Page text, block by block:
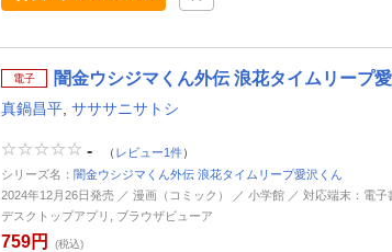
電子 闇金ウシジマくん外伝 浪花タイムリープ
真鍋昌平 サササニサトシ
- （ レビュー1件）
シリーズ名： 闇金ウシジマくん外伝 浪花タイムリープ愛沢くん
2024年12月26日発売 ／ 漫画（コミック） ／ 小学館 ／ 対応端末：電子
デスクトップアプリ, ブラウザビューア
759円 (税込)